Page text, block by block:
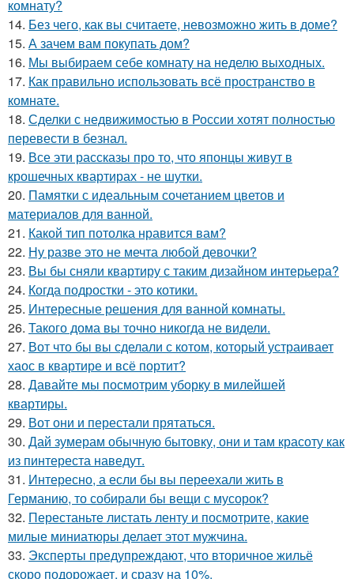
комнату?
14. Без чего, как вы считаете, невозможно жить в доме?
15. А зачем вам покупать дом?
16. Мы выбираем себе комнату на неделю выходных.
17. Как правильно использовать всё пространство в
комнате.
18. Сделки с недвижимостью в России хотят полностью
перевести в безнал.
19. Все эти рассказы про то, что японцы живут в
крошечных квартирах - не шутки.
20. Памятки с идеальным сочетанием цветов и
материалов для ванной.
21. Какой тип потолка нравится вам?
22. Ну разве это не мечта любой девочки?
23. Вы бы сняли квартиру с таким дизайном интерьера?
24. Когда подростки - это котики.
25. Интересные решения для ванной комнаты.
26. Такого дома вы точно никогда не видели.
27. Вот что бы вы сделали с котом, который устраивает
хаос в квартире и всё портит?
28. Давайте мы посмотрим уборку в милейшей
квартиры.
29. Вот они и перестали прятаться.
30. Дай зумерам обычную бытовку, они и там красоту как
из пинтереста наведут.
31. Интересно, а если бы вы переехали жить в
Германию, то собирали бы вещи с мусорок?
32. Перестаньте листать ленту и посмотрите, какие
милые миниатюры делает этот мужчина.
33. Эксперты предупреждают, что вторичное жильё
скоро подорожает, и сразу на 10%.